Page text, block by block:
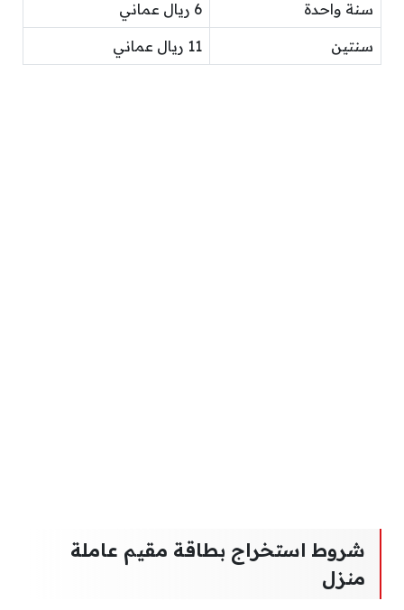
سنة واحدة 6 ريال عماني
سنتين 11 ريال عماني
شروط استخراج بطاقة مقيم عاملة
منزل